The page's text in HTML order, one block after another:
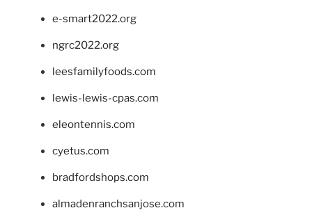
e-smart2022.org
ngrc2022.org
leesfamilyfoods.com
lewis-lewis-cpas.com
eleontennis.com
cyetus.com
bradfordshops.com
almadenranchsanjose.com